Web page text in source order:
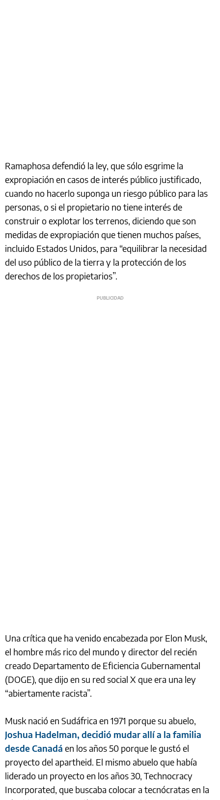
Ramaphosa defendió la ley, que sólo esgrime la
expropiación en casos de interés público justificado,
cuando no hacerlo suponga un riesgo público para las
personas, o si el propietario no tiene interés de
construir o explotar los terrenos, diciendo que son
medidas de expropiación que tienen muchos países,
incluido Estados Unidos, para “equilibrar la necesidad
del uso público de la tierra y la protección de los
derechos de los propietarios”.
Una crítica que ha venido encabezada por Elon Musk,
el hombre más rico del mundo y director del recién
creado Departamento de Eficiencia Gubernamental
(DOGE), que dijo en su red social X que era una ley
“abiertamente racista”.
Musk nació en Sudáfrica en 1971 porque su abuelo,
Joshua Hadelman, decidió mudar allí a la familia
desde Canadá en los años 50 porque le gustó el
proyecto del apartheid. El mismo abuelo que había
liderado un proyecto en los años 30, Technocracy
Incorporated, que buscaba colocar a tecnócratas en la